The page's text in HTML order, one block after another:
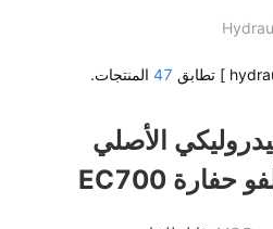
47 المنتجات.
الأصلي